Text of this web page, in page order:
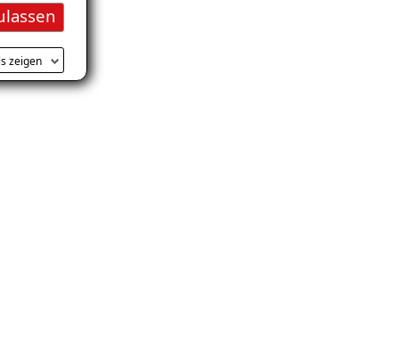
zeigen